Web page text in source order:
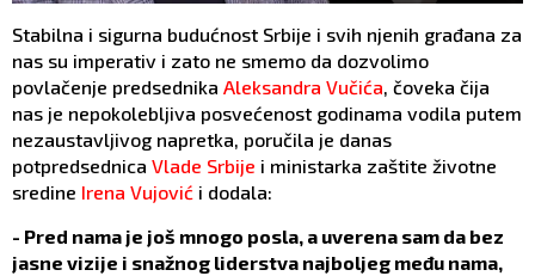
Stabilna i sigurna budućnost Srbije i svih njenih građana za
nas su imperativ i zato ne smemo da dozvolimo
povlačenje predsednika Aleksandra Vučića, čoveka čija
nas je nepokolebljiva posvećenost godinama vodila putem
nezaustavljivog napretka, poručila je danas
potpredsednica Vlade Srbije i ministarka zaštite životne
sredine Irena Vujović i dodala:
- Pred nama je još mnogo posla, a uverena sam da bez
jasne vizije i snažnog liderstva najboljeg među nama,